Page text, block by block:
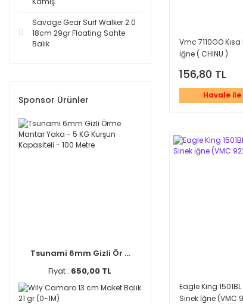
Savage Gear Surf Walker 2.0
18cm 29gr Floating Sahte
Balık
Sponsor Ürünler
Tsunami 6mm Gizli Ör ...
Fiyat : 650,00 TL
Vmc 7110GO
İğne ( CHINU )
156,80 TL
Havale ile
Eagle King
Sinek İğne (VMC